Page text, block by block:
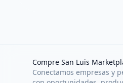
Compre San Luis
Conectamos empresas y